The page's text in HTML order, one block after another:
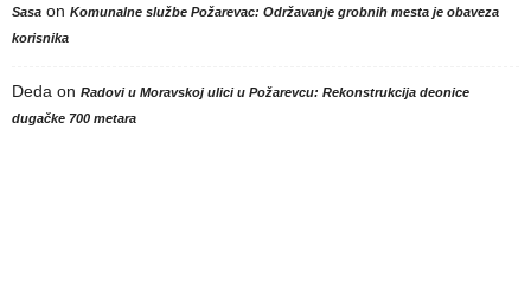
Sasa on Komunalne službe Požarevac: Održavanje grobnih mesta je obaveza
korisnika
Deda on Radovi u Moravskoj ulici u Požarevcu: Rekonstrukcija deonice
dugačke 700 metara